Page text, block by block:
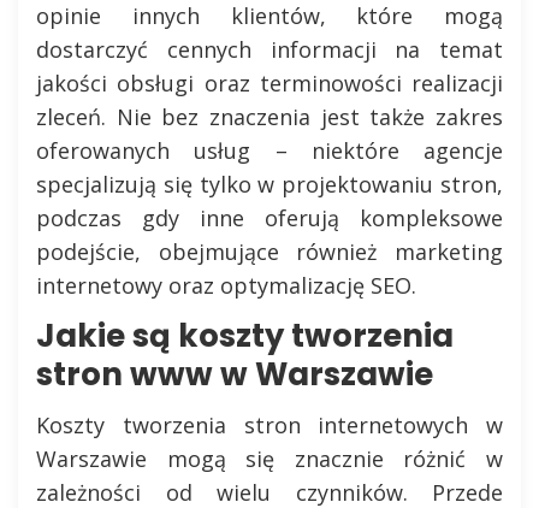
opinie innych klientów, które mogą
dostarczyć cennych informacji na temat
jakości obsługi oraz terminowości realizacji
zleceń. Nie bez znaczenia jest także zakres
oferowanych usług – niektóre agencje
specjalizują się tylko w projektowaniu stron,
podczas gdy inne oferują kompleksowe
podejście, obejmujące również marketing
internetowy oraz optymalizację SEO.
Jakie są koszty tworzenia
stron www w Warszawie
Koszty tworzenia stron internetowych w
Warszawie mogą się znacznie różnić w
zależności od wielu czynników. Przede